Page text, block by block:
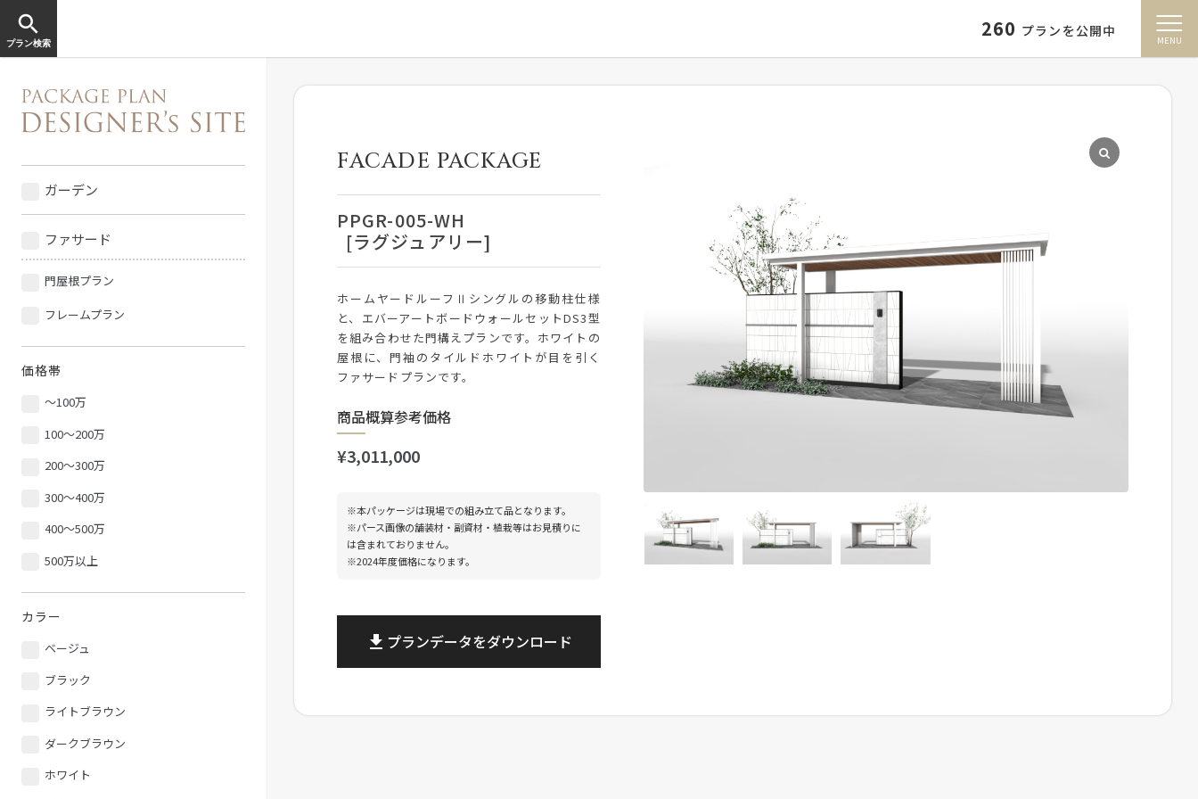
search
プラン検索
260 プランを公開中
ガーデン
ファサード
門屋根プラン
フレームプラン
価格帯
〜100万
100〜200万
200〜300万
300〜400万
400〜500万
500万以上
カラー
ベージュ
ブラック
ライトブラウン
ダークブラウン
ホワイト
FACADE PACKAGE
PPGR-005-WH
[ラグジュアリー]
ホームヤードルーフⅡシングルの移動柱仕様
と、エバーアートボードウォールセットDS3型
を組み合わせた門構えプランです。ホワイトの
屋根に、門袖のタイルドホワイトが目を引く
ファサードプランです。
商品概算参考価格
¥3,011,000
※本パッケージは現場での組み立て品となります。
※パース画像の舗装材・副資材・植栽等はお見積りに
は含まれておりません。
※2024年度価格になります。
file_download プランデータをダウンロード